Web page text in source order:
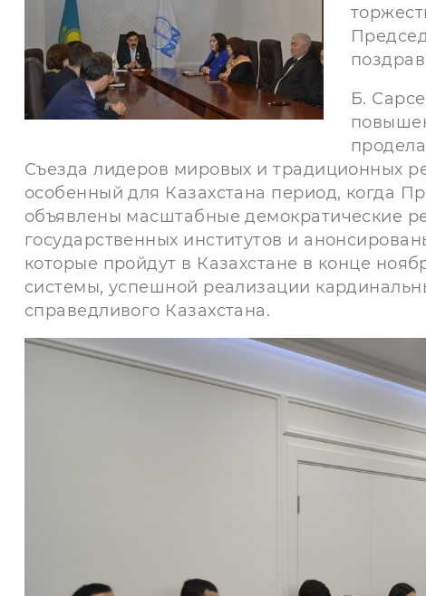
Б.
Съезда лидеров мировых и традиционных
особенный для Казахстана период, когда
объявлены масштабные демократические
государственных институтов и
которые пройдут в Казахстане в конце
системы, успешной реализации
справедливого Казахстана.